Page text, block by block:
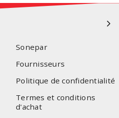
Sonepar
Fournisseurs
Politique de confidentialité
Termes et conditions
d'achat